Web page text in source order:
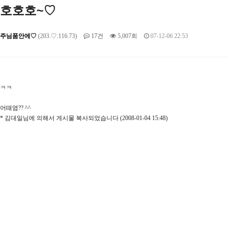
호호호~♡
주님품안에♡ (203.♡.116.73) 17건 5,007회 07-12-06 22:53
ㅋㅋ
어때염?? ^^
* 김대일님에 의해서 게시물 복사되었습니다 (2008-01-04 15:48)